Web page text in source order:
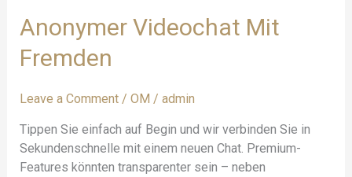
Anonymer Videochat Mit
Fremden
Leave a Comment / OM / admin
Tippen Sie einfach auf Begin und wir verbinden Sie in
Sekundenschnelle mit einem neuen Chat. Premium-
Features könnten transparenter sein – neben
Anonymer
Videochat
Mit